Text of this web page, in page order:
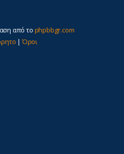
από το phpbbgr.com
|Όροι